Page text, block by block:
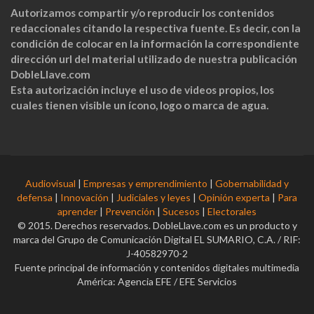
Autorizamos compartir y/o reproducir los contenidos
redaccionales citando la respectiva fuente. Es decir, con la
condición de colocar en la información la correspondiente
dirección url del material utilizado de nuestra publicación
DobleLlave.com
Esta autorización incluye el uso de videos propios, los
cuales tienen visible un ícono, logo o marca de agua.
Audiovisual | Empresas y emprendimiento | Gobernabilidad y
defensa | Innovación | Judiciales y leyes | Opinión experta | Para
aprender | Prevención | Sucesos | Electorales
© 2015. Derechos reservados. DobleLlave.com es un producto y
marca del Grupo de Comunicación Digital EL SUMARIO, C.A. / RIF:
J-40582970-2
Fuente principal de información y contenidos digitales multimedia
América: Agencia EFE / EFE Servicios